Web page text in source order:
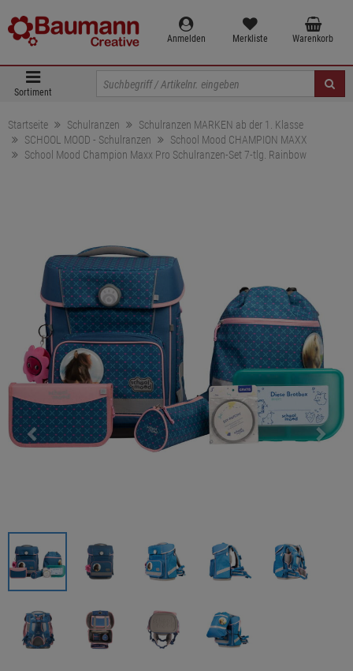
Anmelden Merkliste Warenkorb
Sortiment
Startseite Schulranzen
Schulranzen MARKEN ab der 1. Klasse
SCHOOL MOOD - Schulranzen
School Mood CHAMPION MAXX
School Mood Champion Maxx Pro Schulranzen-Set 7-tlg. Rainbow